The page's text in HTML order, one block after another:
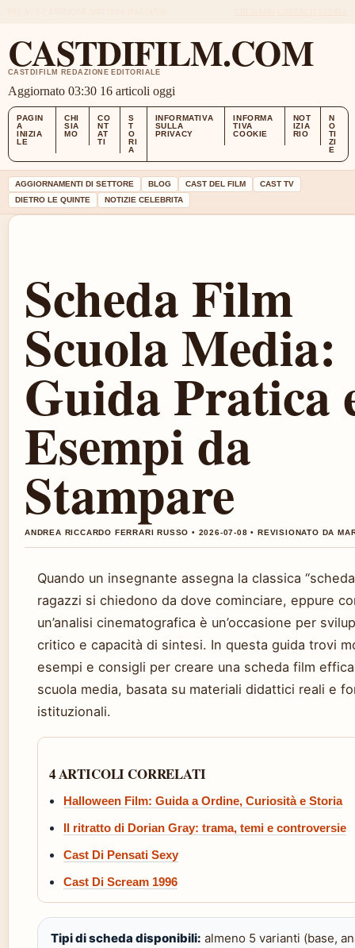
CASTDIFILM.COM
CASTDIFILM REDAZIONE EDITORIALE
Aggiornato 03:30 16 articoli oggi
PAGIN
A
INIZIA
LE
CHI
SIA
MO
CO
NT
AT
TI
S
T
O
RI
A
INFORMATIVA
SULLA
PRIVACY
INFORMA
TIVA
COOKIE
NOT
IZIA
RIO
N
O
TI
ZI
E
AGGIORNAMENTI DI SETTORE BLOG CAST DEL FILM
CAST TV
DIETRO LE QUINTE
NOTIZIE CELEBRITA
Scheda Film
Scuola Media:
Guida Pratica
Esempi da
Stampare
ANDREA RICCARDO FERRARI RUSSO • 2026-07-08 • REVISIONATO DA
Quando un insegnante assegna la classica
ragazzi si chiedono da dove cominciare, eppure
un’analisi cinematografica è un’occasione per
critico e capacità di sintesi. In questa guida trovi
esempi e consigli per creare una scheda film
scuola media, basata su materiali didattici reali e
istituzionali.
4 ARTICOLI CORRELATI
Halloween Film: Guida a Ordine, Curiosità e Storia
Il ritratto di Dorian Gray: trama, temi e controversie
Cast Di Pensati Sexy
Cast Di Scream 1996
Tipi di scheda disponibili: almeno 5 varianti (base,